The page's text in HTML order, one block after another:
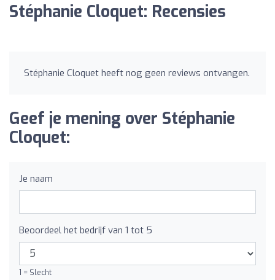
Stéphanie Cloquet: Recensies
Stéphanie Cloquet heeft nog geen reviews ontvangen.
Geef je mening over Stéphanie
Cloquet:
Je naam
Beoordeel het bedrijf van 1 tot 5
1 = Slecht